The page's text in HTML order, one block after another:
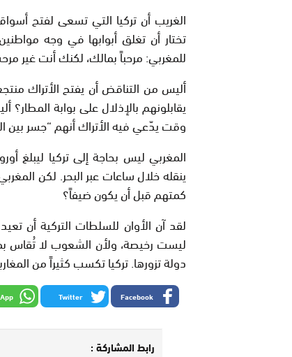
الغريب أن تركيا التي تسعى لفتح
تختار أن تغلق أبوابها في وجه
للمغربي: مرحباً بمالك، لكنك أنت غير
أليس من التناقض أن يفتح الأتراك
يقابلونهم بالإذلال على بوابة
وقت يدّعي فيه الأتراك أنهم “جسر بين
المغربي ليس بحاجة إلى تركيا ليبلغ
ينقله خلال ساعات عبر البحر. لكن
كمتهم قبل أن يكون ضيفاً؟
لقد آن الأوان للسلطات التركية أن
ليست رخيصة، ولأن الشعوب لا تُقاس
دولة تزورها. تركيا تكسب كثيراً من
Facebook
Twitter
رابط المشاركة :